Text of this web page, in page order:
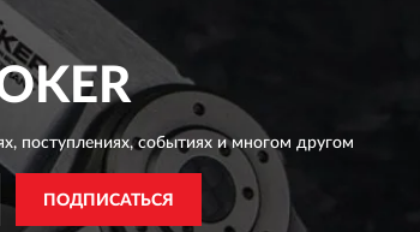
поступлениях, событиях и многом другом
ПОДПИСАТЬСЯ